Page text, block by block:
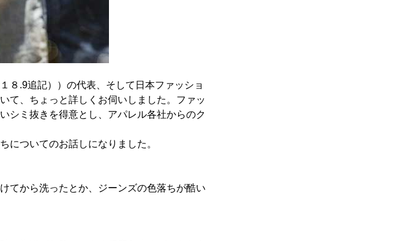
８.9追記））の代表、そして日本ファッショ
て、ちょっと詳しくお伺いしました。ファッ
シミ抜きを得意とし、アパレル各社からのク
についてのお話しになりました。
てから洗ったとか、ジーンズの色落ちが酷い